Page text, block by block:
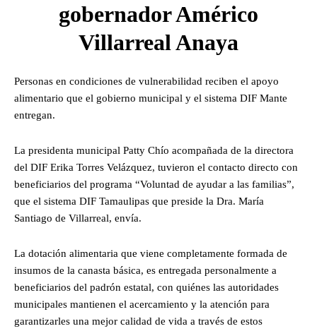
gobernador Américo
Villarreal Anaya
Personas en condiciones de vulnerabilidad reciben el apoyo
alimentario que el gobierno municipal y el sistema DIF Mante
entregan.
La presidenta municipal Patty Chío acompañada de la directora
del DIF Erika Torres Velázquez, tuvieron el contacto directo con
beneficiarios del programa “Voluntad de ayudar a las familias”,
que el sistema DIF Tamaulipas que preside la Dra. María
Santiago de Villarreal, envía.
La dotación alimentaria que viene completamente formada de
insumos de la canasta básica, es entregada personalmente a
beneficiarios del padrón estatal, con quiénes las autoridades
municipales mantienen el acercamiento y la atención para
garantizarles una mejor calidad de vida a través de estos